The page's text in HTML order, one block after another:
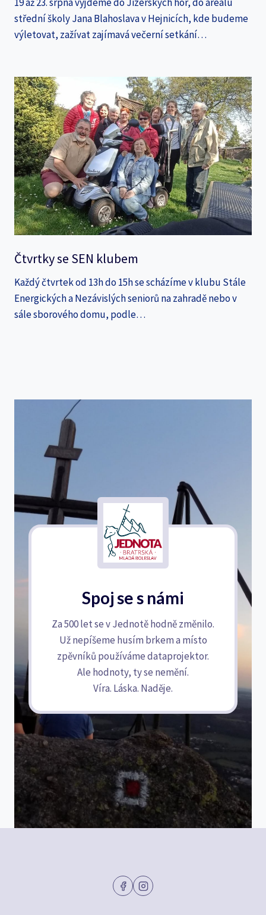
střední školy Jana Blahoslava v Hejnicích, kde budeme
výletovat, zažívat zajímavá večerní setkání…
Čtvrtky se SEN klubem
Každý čtvrtek od 13h do 15h se scházíme v klubu Stále
Energických a Nezávislých seniorů na zahradě nebo v
sále sborového domu, podle…
Spoj se s námi
Za 500 let se v Jednotě hodně změnilo.
Už nepíšeme husím brkem a místo
zpěvníků používáme dataprojektor.
Ale hodnoty, ty se nemění.
Víra. Láska. Naděje.